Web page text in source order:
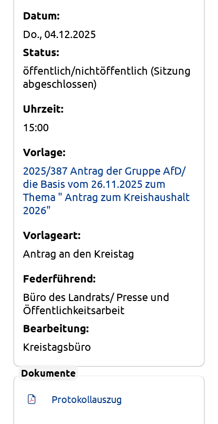
Datum:
Do., 04.12.2025
Status:
öffentlich/nichtöffentlich (Sitzung
abgeschlossen)
Uhrzeit:
15:00
Vorlage:
2025/387 Antrag der Gruppe AfD/
die Basis vom 26.11.2025 zum
Thema " Antrag zum Kreishaushalt
2026"
Vorlageart:
Antrag an den Kreistag
Federführend:
Büro des Landrats/ Presse und
Öffentlichkeitsarbeit
Bearbeitung:
Kreistagsbüro
Dokumente
Protokollauszug